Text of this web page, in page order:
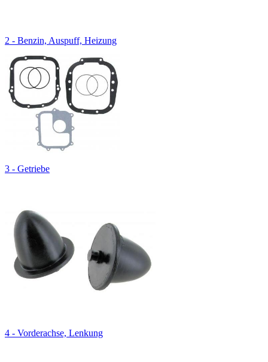
2 - Benzin, Auspuff, Heizung
3 - Getriebe
4 - Vorderachse, Lenkung